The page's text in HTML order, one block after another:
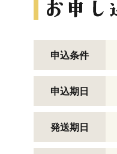
申込条件
申込期日
発送期日